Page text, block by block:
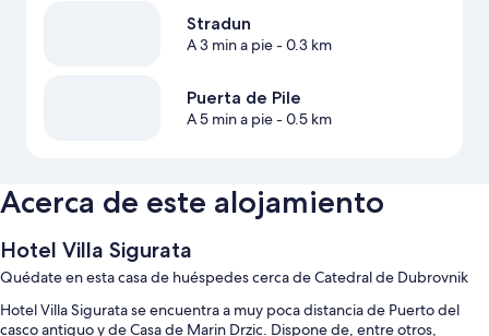
Stradun
A 3 min a pie- 0.3 km
Puerta de Pile
A 5 min a pie- 0.5 km
Acerca de este alojamiento
Hotel Villa Sigurata
Quédate en esta casa de huéspedes cerca de Catedral de Dubrovnik
Hotel Villa Sigurata se encuentra a muy poca distancia de Puerto del
casco antiguo y de Casa de Marin Drzic. Dispone de, entre otros,